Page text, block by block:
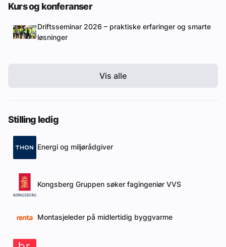
Kurs og konferanser
Driftsseminar 2026 – praktiske erfaringer og smarte
løsninger
Vis alle
Stilling ledig
Energi og miljørådgiver
Kongsberg Gruppen søker fagingeniør VVS
Montasjeleder på midlertidig byggvarme